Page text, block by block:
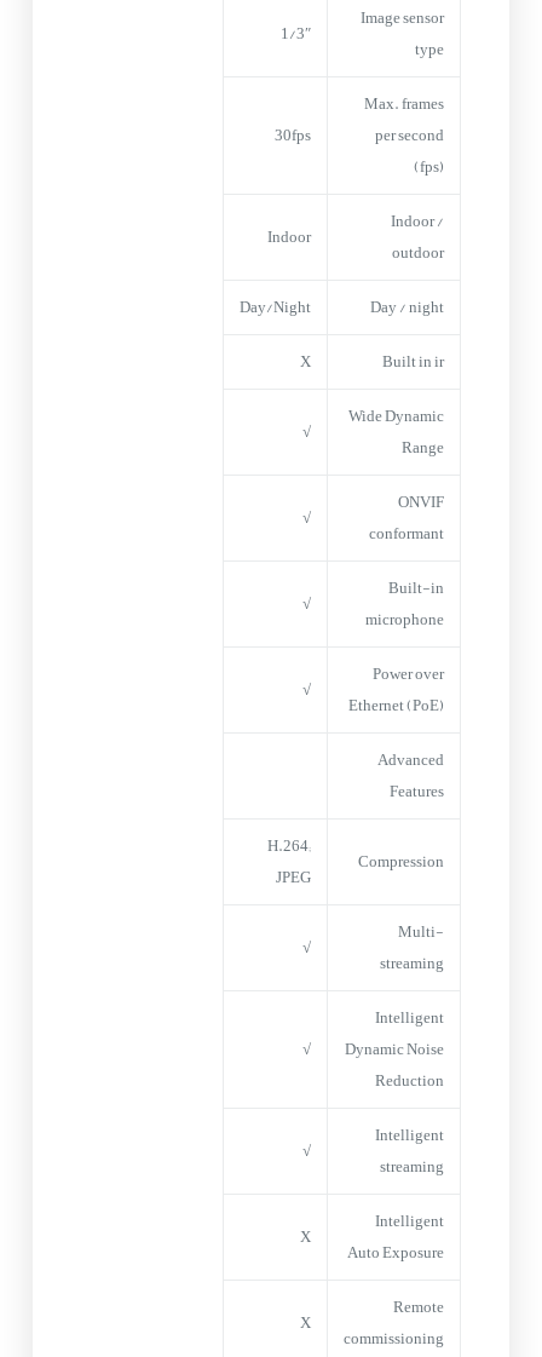
Image sensor
type
1/3″
Max. frames
per second
(fps)
30fps
Indoor /
outdoor
Indoor
Day / night
Day/Night
Built in ir
X
Wide Dynamic
Range
√
ONVIF
conformant
√
Built-in
microphone
√
Power over
Ethernet (PoE)
√
Advanced
Features
Compression
H.264;
JPEG
Multi-
streaming
√
Intelligent
Dynamic Noise
Reduction
√
Intelligent
streaming
√
Intelligent
Auto Exposure
X
Remote
commissioning
X